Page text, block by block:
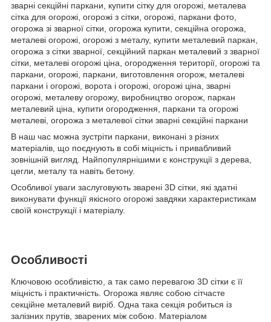
зварні секційні паркани, купити сітку для огорожі, металева
сітка для огорожі, огорожі з сітки, огорожі, паркани фото,
огорожа зі зварної сітки, огорожа купити, секційна огорожа,
металеві огорожі, огорожі з металу, купити металевий паркан,
огорожа з сітки зварної, секційний паркан металевий з зварної
сітки, металеві огорожі ціна, огородження території, огорожі та
паркани, огорожі, паркани, виготовлення огорож, металеві
паркани і огорожі, ворота і огорожі, огорожі ціна, зварні
огорожі, металеву огорожу, виробництво огорож, паркан
металевий ціна, купити огородження, паркани та огорожі
металеві, огорожа з металевої сітки зварні секційні паркани
В наш час можна зустріти паркани, виконані з різних
матеріалів, що поєднують в собі міцність і привабливий
зовнішній вигляд. Найпопулярнішими є конструкції з дерева,
цегли, металу та навіть бетону.
Особливої уваги заслуговують зварені 3D сітки, які здатні
виконувати функції якісного огорожі завдяки характеристикам
своїй конструкції і матеріалу.
Особливості
Ключовою особливістю, а так само перевагою 3D сітки є її
міцність і практичність. Огорожа являє собою сітчасте
секційне металевий виріб. Одна така секція робиться із
залізних прутів, зварених між собою. Матеріалом